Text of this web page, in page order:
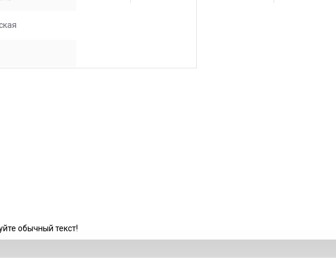
обычный текст!